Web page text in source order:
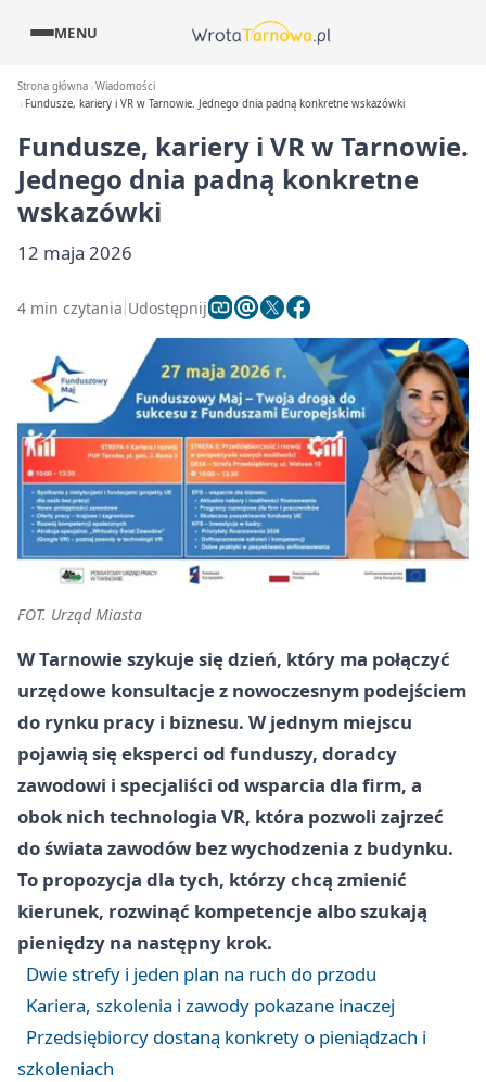
MENU
Strona główna Wiadomości
Fundusze, kariery i VR w Tarnowie. Jednego dnia padną konkretne wskazówki
Fundusze, kariery i VR w Tarnowie.
Jednego dnia padną konkretne
wskazówki
12 maja 2026
4 min czytania Udostępnij
FOT. Urząd Miasta
W Tarnowie szykuje się dzień, który ma połączyć
urzędowe konsultacje z nowoczesnym podejściem
do rynku pracy i biznesu. W jednym miejscu
pojawią się eksperci od funduszy, doradcy
zawodowi i specjaliści od wsparcia dla firm, a
obok nich technologia VR, która pozwoli zajrzeć
do świata zawodów bez wychodzenia z budynku.
To propozycja dla tych, którzy chcą zmienić
kierunek, rozwinąć kompetencje albo szukają
pieniędzy na następny krok.
Dwie strefy i jeden plan na ruch do przodu
Kariera, szkolenia i zawody pokazane inaczej
Przedsiębiorcy dostaną konkrety o pieniądzach i
szkoleniach